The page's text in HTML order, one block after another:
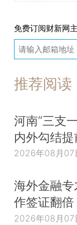
免费订阅财新网
推荐阅读
河南“三支
内外勾结
2026年08月07
海外金融
作签证翻倍
2026年08月07